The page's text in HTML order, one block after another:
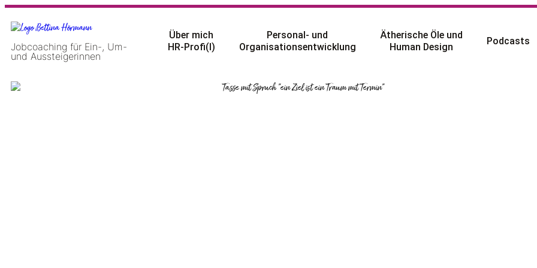
Jobcoaching für Ein-, Um-
und Aussteigerinnen
Über mich
HR-Profi(l)
Personal- und
Organisationsentwicklung
Ätherische Öle und
Human Design
Podcasts